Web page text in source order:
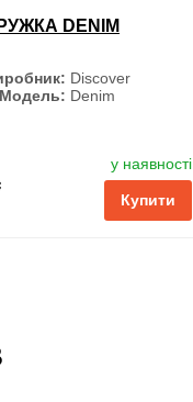
DENIM
Discover
Модель: Denim
у наявності
Купити
Чорний